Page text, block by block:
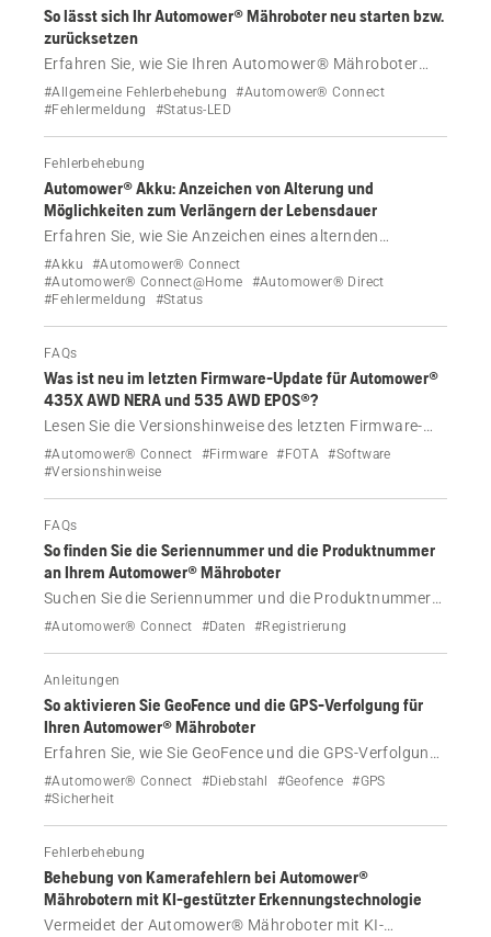
So lässt sich Ihr Automower® Mähroboter neu starten bzw.
zurücksetzen
Erfahren Sie, wie Sie Ihren Automower® Mähroboter
neu starten oder zurücksetzen, die Werkseinstellungen
wiederherstellen und Fehler manuell beheben können,
#Allgemeine Fehlerbehebung
#Automower® Connect
#Fehlermeldung
#Status-LED
Fehlerbehebung
Automower® Akku: Anzeichen von Alterung und
Möglichkeiten zum Verlängern der Lebensdauer
Erfahren Sie, wie Sie Anzeichen eines alternden
Automower® Akkus erkennen und wie Sie die
Lebensdauer des Akkus durch richtige Lagerung,
Wartung und Einstellungen maximieren können.
#Akku
#Automower® Connect
#Automower® Connect@Home
#Automower® Direct
#Fehlermeldung
#Status
FAQs
Was ist neu im letzten Firmware-Update für Automower®
435X AWD NERA und 535 AWD EPOS®?
Lesen Sie die Versionshinweise des letzten Firmware-
Updates für Husqvarna Automower® 435X AWD NERA
und 535 AWD EPOS®.
#Automower® Connect #Firmware #FOTA #Software
#Versionshinweise
FAQs
So finden Sie die Seriennummer und die Produktnummer
an Ihrem Automower® Mähroboter
Suchen Sie die Seriennummer und die Produktnummer
an Ihrem Automower® Mähroboter. Schritt-für-Schritt-
#Automower® Connect #Daten #Registrierung
Anleitungen
So aktivieren Sie GeoFence und die GPS-Verfolgung für
Ihren Automower® Mähroboter
Erfahren Sie, wie Sie GeoFence und die GPS-Verfolgung
für Ihren Automower® Mähroboter über die
Automower® Connect-App oder das Mäher-Display
#Automower® Connect #Diebstahl #Geofence #GPS
#Sicherheit
Fehlerbehebung
Behebung von Kamerafehlern bei Automower®
Mährobotern mit KI-gestützter Erkennungstechnologie
Vermeidet der Automower® Mähroboter mit KI-